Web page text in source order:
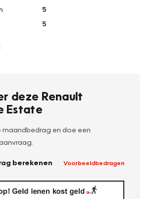
5
5
deze Renault
Estate
maandbedrag en doe een
berekenen Voorbeeldbedragen